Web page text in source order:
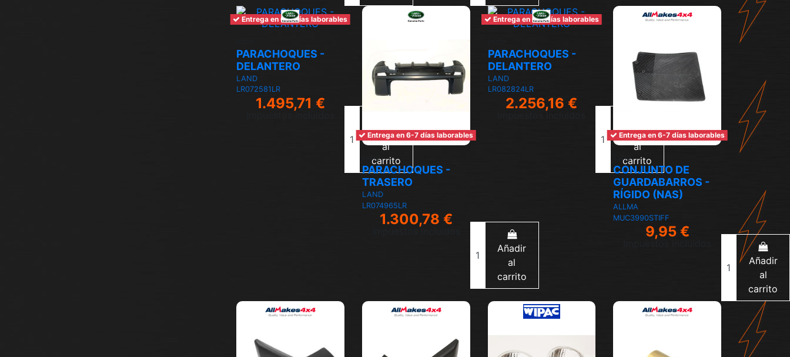
Entrega en 6-7 días laborables
PARACHOQUES -
DELANTERO
LAND
LR072581LR
1.495,71 €
Impuestos incluidos
Añadir
al
carrito
Entrega en 6-7 días laborables
Inicio
PARACHOQUES -
TRASERO
LAND
LR074965LR
1.300,78 €
Añadir
al
carrito
Entrega en 6-7 días laborables
PARACHOQUES -
DELANTERO
LAND
LR082824LR
2.256,16 €
Impuestos incluidos
Añadir
al
carrito
Entrega en 6-7 días laborables
Inicio
CONJUNTO DE
GUARDABARROS -
RÍGIDO (NAS)
ALLMA
MUC3990STIFF
9,95 €
Añadir
al
carrito